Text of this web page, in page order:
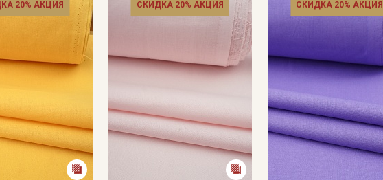
20% АКЦИЯ СКИДКА 20% АКЦИЯ СКИДКА 20% АКЦИЯ
Секретная рассылка от